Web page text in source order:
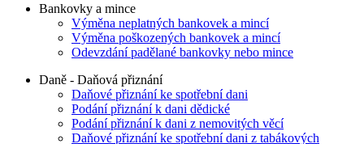
Bankovky a mince
Výměna neplatných bankovek a mincí
Výměna poškozených bankovek a mincí
Odevzdání padělané bankovky nebo mince
Daně - Daňová přiznání
Daňové přiznání ke spotřební dani
Podání přiznání k dani dědické
Podání přiznání k dani z nemovitých věcí
Daňové přiznání ke spotřební dani z tabákových